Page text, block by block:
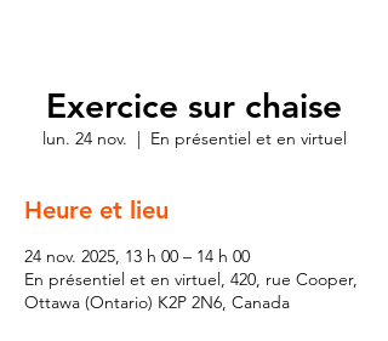
Exercice sur chaise
lun. 24 nov.
  |
En présentiel et en virtuel
Heure et lieu
24 nov. 2025, 13 h 00 – 14 h 00
En présentiel et en virtuel, 420, rue Cooper,
Ottawa (Ontario) K2P 2N6, Canada